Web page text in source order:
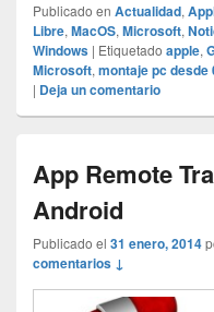
Publicado en Actualidad,
Libre, MacOS, Microsoft,
Windows | Etiquetado apple,
Microsoft, montaje pc desde
| Deja un comentario
App Remote
Android
Publicado el 31 enero, 2014
comentarios ↓